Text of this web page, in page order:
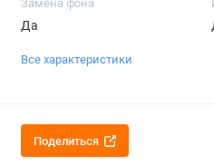
Замена фона
Да
Все характеристики
Поделиться